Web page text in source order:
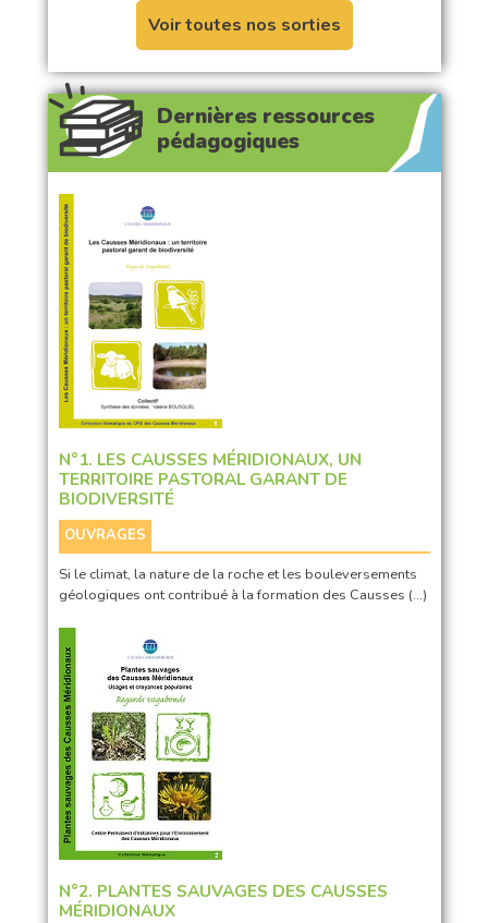
Voir toutes nos sorties
Dernières ressources
pédagogiques
N°1. LES CAUSSES MÉRIDIONAUX, UN
TERRITOIRE PASTORAL GARANT DE
BIODIVERSITÉ
OUVRAGES
Si le climat, la nature de la roche et les bouleversements
géologiques ont contribué à la formation des Causses (…)
N°2. PLANTES SAUVAGES DES CAUSSES
MÉRIDIONAUX